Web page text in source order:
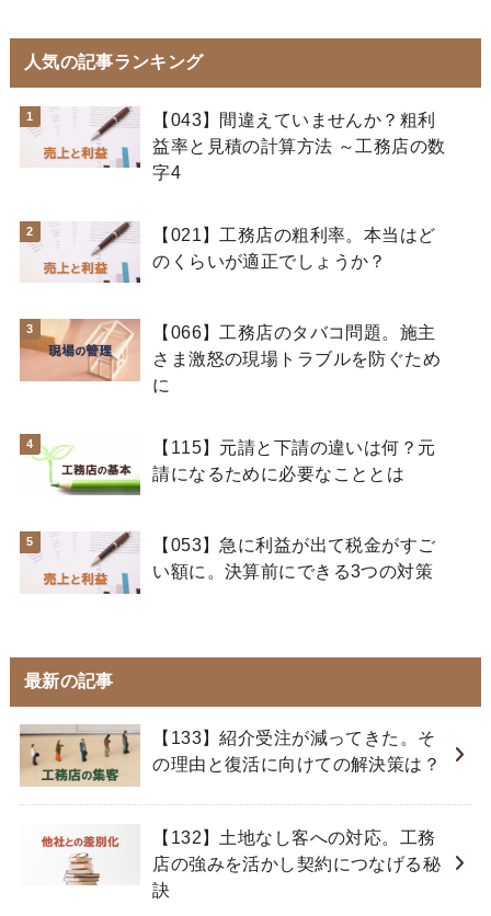
人気の記事ランキング
【043】間違えていませんか？粗利
益率と見積の計算方法 ～工務店の数
字4
【021】工務店の粗利率。本当はど
のくらいが適正でしょうか？
【066】工務店のタバコ問題。施主
さま激怒の現場トラブルを防ぐため
に
【115】元請と下請の違いは何？元
請になるために必要なこととは
【053】急に利益が出て税金がすご
い額に。決算前にできる3つの対策
最新の記事
【133】紹介受注が減ってきた。そ
の理由と復活に向けての解決策は？
【132】土地なし客への対応。工務
店の強みを活かし契約につなげる秘
訣